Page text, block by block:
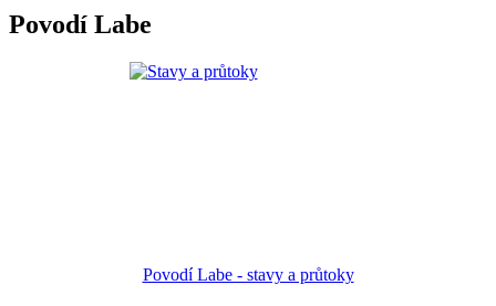
Povodí Labe
Povodí Labe - stavy a průtoky